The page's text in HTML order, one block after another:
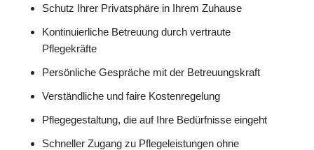
Schutz Ihrer Privatsphäre in Ihrem Zuhause
Kontinuierliche Betreuung durch vertraute
Pflegekräfte
Persönliche Gespräche mit der Betreuungskraft
Verständliche und faire Kostenregelung
Pflegegestaltung, die auf Ihre Bedürfnisse eingeht
Schneller Zugang zu Pflegeleistungen ohne